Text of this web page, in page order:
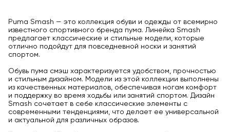
Puma Smash — это коллекция обуви и одежды от всемирно
известного спортивного бренда пума. Линейка Smash
предлагает классические и стильные модели, которые
отлично подойдут для повседневной носки и занятий
спортом.
Обувь пума смэш характеризуется удобством, прочностью
и стильным дизайном. Модели из этой коллекции выполнены
из качественных материалов, обеспечивая ногам комфорт
и поддержку во время ходьбы или занятий спортом. Дизайн
Smash сочетает в себе классические элементы с
современными тенденциями, что делает ее универсальной
и актуальной для различных образов.